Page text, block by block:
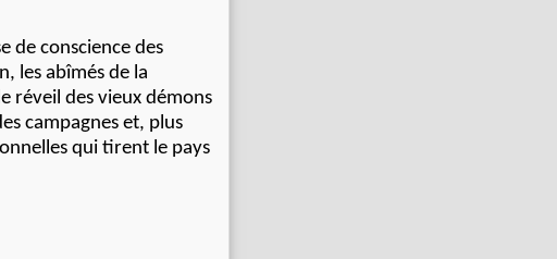
de conscience des
les abîmés de la
réveil des vieux démons
campagnes et, plus
qui tirent le pays